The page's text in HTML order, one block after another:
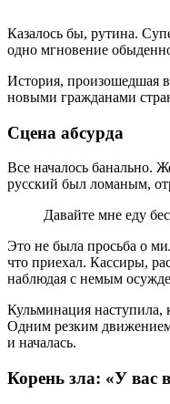
Казалось бы, рутина.
одно мгновение
История, произошедшая
новыми гражданами
Сцена абсурда
Все началось банально.
русский был ломаным,
Давайте мне еду
Это не была просьба о
что приехал. Кассиры,
наблюдая с немым
Кульминация наступила,
Одним резким
и началась.
Корень зла: «У вас